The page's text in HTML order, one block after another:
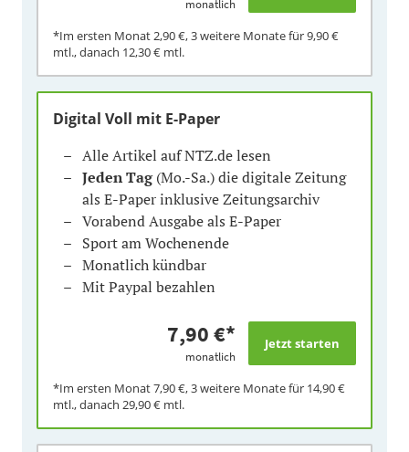
monatlich
*Im ersten Monat2,90 €, 3 weitere Monate für9,90 €
mtl., danach 12,30 € mtl.
Digital Voll mit E-Paper
Alle Artikel auf NTZ.de lesen
Jeden Tag(Mo.-Sa.) die digitale Zeitung
als E-Paper inklusive Zeitungsarchiv
Vorabend Ausgabe als E-Paper
Sport am Wochenende
Monatlich kündbar
Mit Paypal bezahlen
7,90 €*
monatlich
*Im ersten Monat7,90 €, 3 weitere Monate für 14,90 €
mtl., danach 29,90 € mtl.